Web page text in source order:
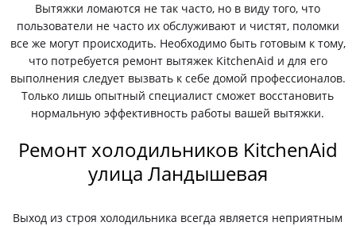
Вытяжки ломаются не так часто, но в виду того, что
пользователи не часто их обслуживают и чистят, поломки
все же могут происходить. Необходимо быть готовым к тому,
что потребуется ремонт вытяжек KitchenAid и для его
выполнения следует вызвать к себе домой профессионалов.
Только лишь опытный специалист сможет восстановить
нормальную эффективность работы вашей вытяжки.
Ремонт холодильников KitchenAid
улица Ландышевая
Выход из строя холодильника всегда является неприятным